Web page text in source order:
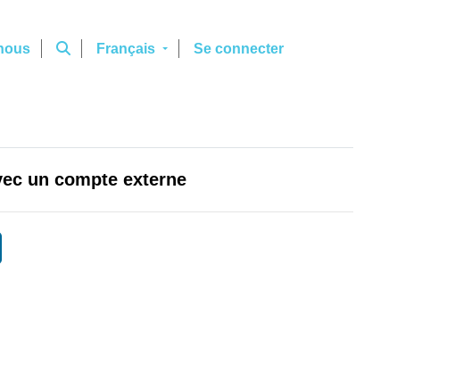
Français Se connecter
un compte externe